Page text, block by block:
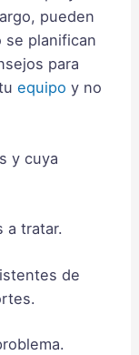
pueden
se planifican
para
tuequipoy no
y cuya
a tratar.
de